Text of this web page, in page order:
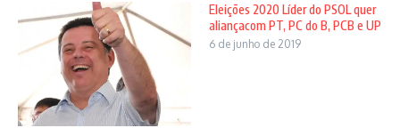
Eleições 2020 Líder do PSOL quer
aliançacom PT, PC do B, PCB e UP
6 de junho de 2019